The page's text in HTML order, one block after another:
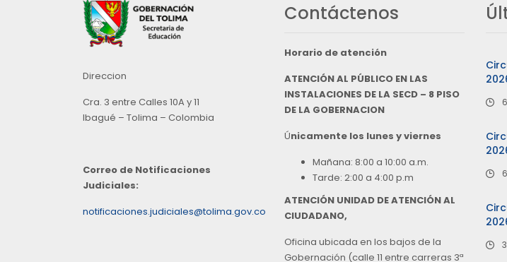
Direccion
Cra. 3 entre Calles 10A y 11
Ibagué – Tolima – Colombia
Correo de Notificaciones
Judiciales:
notificaciones.judiciales@tolima.gov.co
Contáctenos
Horario de atención
ATENCIÓN AL PÚBLICO EN LAS
INSTALACIONES DE LA SECD – 8 PISO
DE LA GOBERNACION
Únicamente los lunes y viernes
Mañana: 8:00 a 10:00 a.m.
Tarde: 2:00 a 4:00 p.m
ATENCIÓN UNIDAD DE ATENCIÓN AL
CIUDADANO,
Oficina ubicada en los bajos de la
Gobernación (calle 11 entre carreras 3ª